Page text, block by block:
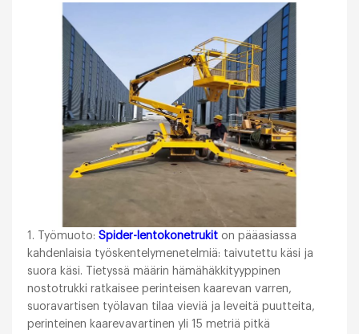
1. Työmuoto:Spider-lentokonetrukit on pääasiassa
kahdenlaisia työskentelymenetelmiä: taivutettu käsi ja
suora käsi. Tietyssä määrin hämähäkkityyppinen
nostotrukki ratkaisee perinteisen kaarevan varren,
suoravartisen työlavan tilaa vieviä ja leveitä puutteita,
perinteinen kaarevavartinen yli 15 metriä pitkä